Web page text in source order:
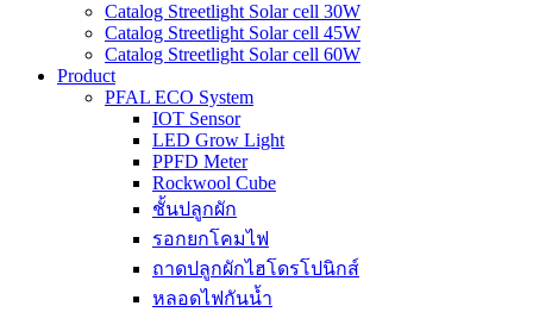
Catalog Streetlight Solar cell 30W
Catalog Streetlight Solar cell 45W
Catalog Streetlight Solar cell 60W
Product
PFAL ECO System
IOT Sensor
LED Grow Light
PPFD Meter
Rockwool Cube
ชั้นปลูกผัก
รอกยกโคมไฟ
ถาดปลูกผักไฮโดรโปนิกส์
หลอดไฟกันน้ำ